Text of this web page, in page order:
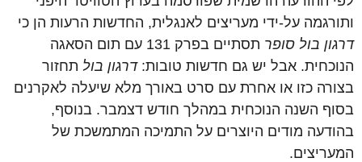
ותורגמה על-ידי מעריצים לאנגלית, החדשות הרעות הן כי
דרגון בול סופר
תסתיים בפרק 131 עם תום הסאגה
הנוכחית. אבל יש גם חדשות טובות:דרגון בול תחזור
בצורה כזו או אחרת עם סרט באורך מלא שיעלה לאקרנים
בסוף השנה הנוכחית במהלך חודש דצמבר. בנוסף,
בהודעה מודים היוצרים על התמיכה המתמשכת של
המעריצים.